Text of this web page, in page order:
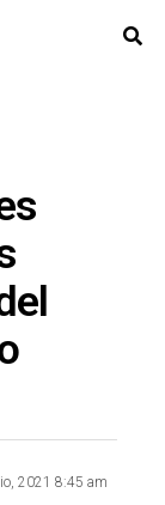
2021 8:45 am